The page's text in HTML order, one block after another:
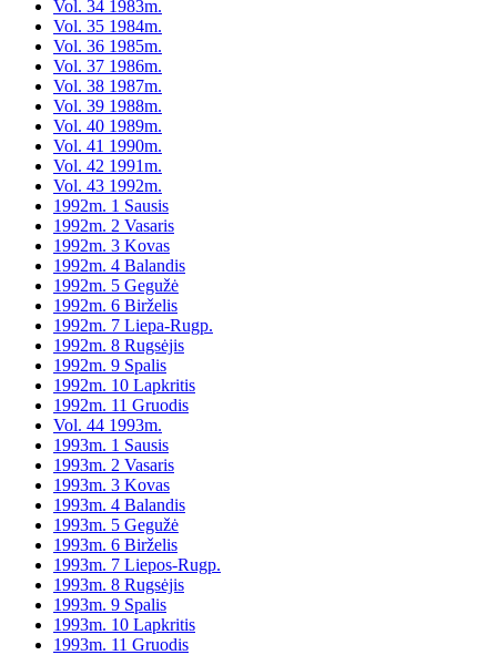
Vol. 34 1983m.
Vol. 35 1984m.
Vol. 36 1985m.
Vol. 37 1986m.
Vol. 38 1987m.
Vol. 39 1988m.
Vol. 40 1989m.
Vol. 41 1990m.
Vol. 42 1991m.
Vol. 43 1992m.
1992m. 1 Sausis
1992m. 2 Vasaris
1992m. 3 Kovas
1992m. 4 Balandis
1992m. 5 Gegužė
1992m. 6 Birželis
1992m. 7 Liepa-Rugp.
1992m. 8 Rugsėjis
1992m. 9 Spalis
1992m. 10 Lapkritis
1992m. 11 Gruodis
Vol. 44 1993m.
1993m. 1 Sausis
1993m. 2 Vasaris
1993m. 3 Kovas
1993m. 4 Balandis
1993m. 5 Gegužė
1993m. 6 Birželis
1993m. 7 Liepos-Rugp.
1993m. 8 Rugsėjis
1993m. 9 Spalis
1993m. 10 Lapkritis
1993m. 11 Gruodis